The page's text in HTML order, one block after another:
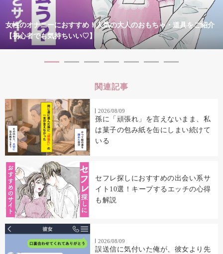
女性のオナニーにおすすめ！人気の大人のおもちゃ・道具をご紹介
【初心者でも気持ちいい♡】
関連記事
2026/08/09
孫に「頑張れ」を言えないまま、私
は菓子の包み紙を缶にしまい続けて
いる
セフレ探しにおすすめの出会い系サ
イト10選！キープするエッチの心得
も解説
2026/08/09
誤送信に気付いた俺が、彼女より先